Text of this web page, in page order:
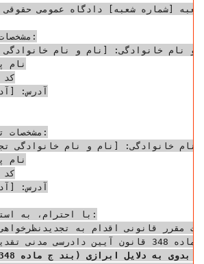
[شماره شعبه] دادگاه عمومی
و نام خانوادگی: [نام و نام خانوادگی
نام
آدرس:
مشخصات
نام خانوادگی: [نام و نام خانوادگی
نام
آدرس:
با احترام، به